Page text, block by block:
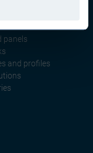
panels
and profiles